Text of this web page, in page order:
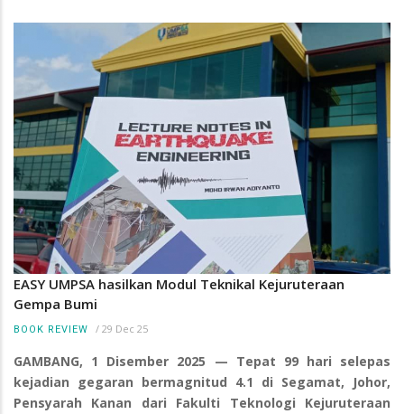
EASY UMPSA hasilkan Modul Teknikal Kejuruteraan
Gempa Bumi
BOOK REVIEW / 29 Dec 25
GAMBANG, 1 Disember 2025 — Tepat 99 hari selepas
kejadian gegaran bermagnitud 4.1 di Segamat, Johor,
Pensyarah Kanan dari Fakulti Teknologi Kejuruteraan